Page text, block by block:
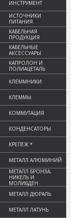
ИНСТРУМЕНТ
ИСТОЧНИКИ
ПИТАНИЯ
КАБЕЛЬНАЯ
ПРОДУКЦИЯ
КАБЕЛЬНЫЕ
АКСЕССУАРЫ
КАПРОЛОН И
ПОЛИАЦЕТАЛЬ
КЛЕММНИКИ
КЛЕММЫ
КОММУТАЦИЯ
КОНДЕНСАТОРЫ
КРЕПЕЖ *
МЕТАЛЛ АЛЮМИНИЙ
МЕТАЛЛ БРОНЗА,
НИКЕЛЬ И
МОЛИБДЕН
МЕТАЛЛ ДЮРАЛЬ
МЕТАЛЛ ЛАТУНЬ